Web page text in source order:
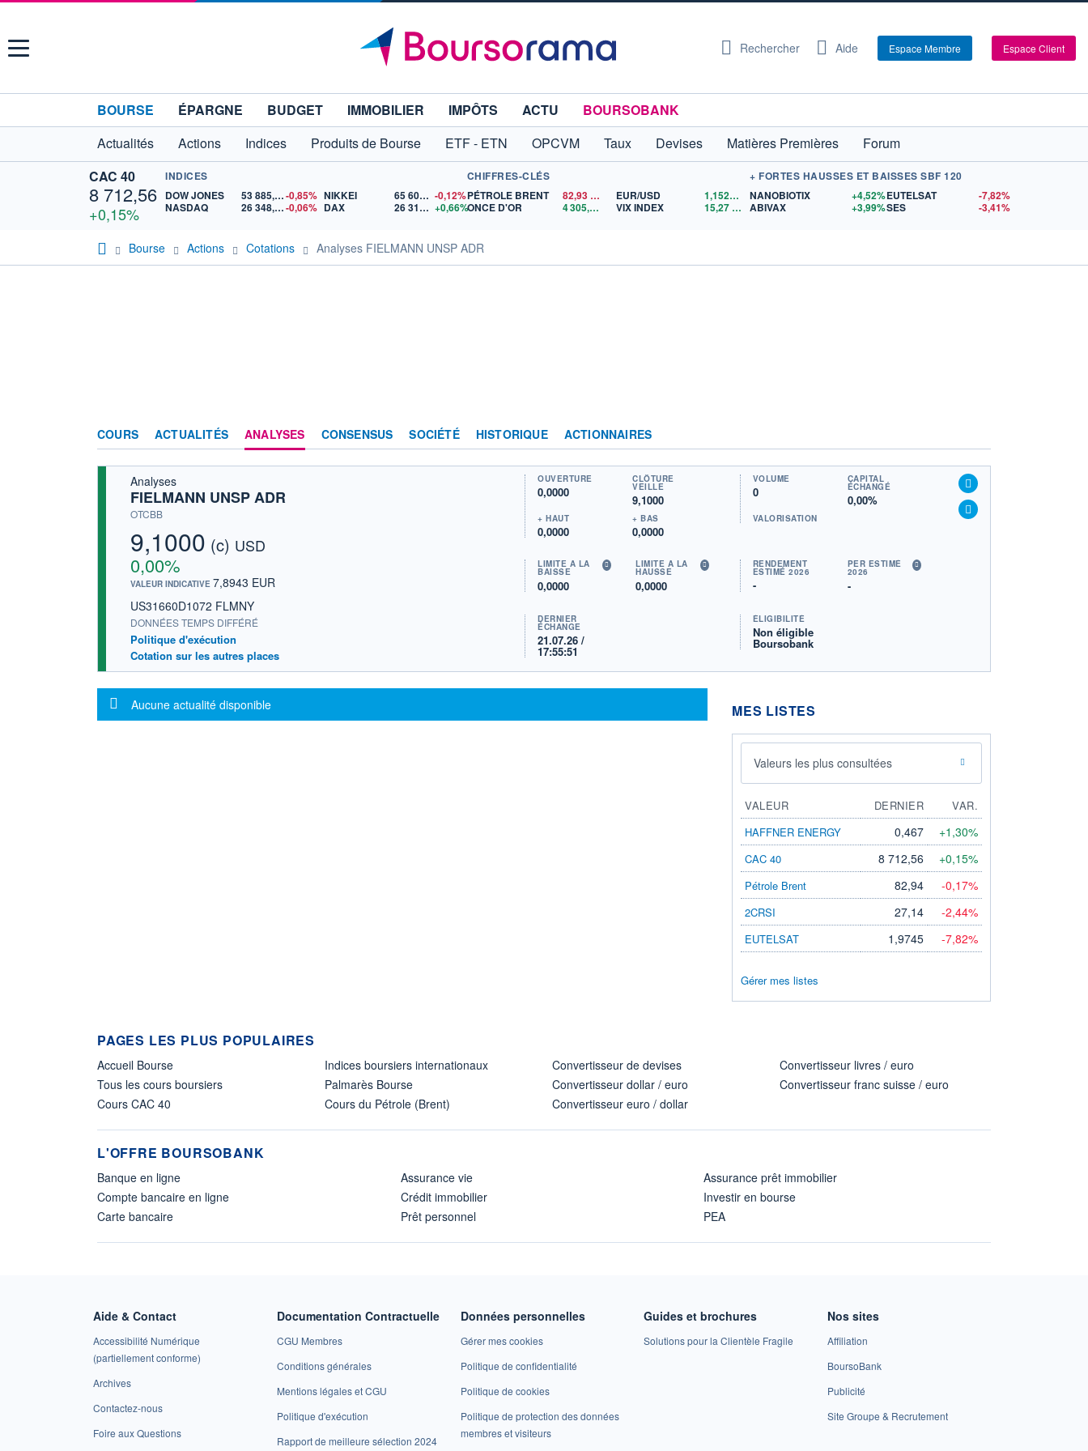
Menu Rechercher Aide Espace Membre Espace Client
BOURSE ÉPARGNE BUDGET IMMOBILIER IMPÔTS ACTU
BOURSOBANK
Actualités
Actions Indices Produits de Bourse ETF - ETN OPCVM Taux Devises Matières Premières
Forum
CAC 40
8 712,56
+0,15%
INDICES
DOW JONES
53 885,10-0,85%
NASDAQ
26 348,35-0,06%
NIKKEI 65 606,71 -0,12%
DAX
26 312,13 +0,66%
CHIFFRES-CLÉS
PÉTROLE BRENT
82,93
ONCE D'OR
4 305,07 $US
EUR/USD 1,1527$US
VIX INDEX
15,27$US
+ FORTES HAUSSES ET BAISSES SBF 120
NANOBIOTIX
+4,52%
ABIVAX
+3,99%
EUTELSAT
-7,82%
SES
-3,41%
Bourse Actions Cotations Analyses FIELMANN UNSP ADR
COURS ACTUALITÉS ANALYSES CONSENSUS SOCIÉTÉ HISTORIQUE ACTIONNAIRES
Analyses
FIELMANN UNSP ADR
OTCBB
9,1000 (c) USD
0,00%
VALEUR INDICATIVE 7,8943 EUR
US31660D1072 FLMNY
DONNÉES TEMPS DIFFÉRÉ
Politique d'exécution
Cotation sur les autres places
OUVERTURE
0,0000
CLÔTURE
VEILLE
9,1000
+ HAUT
0,0000
+ BAS
0,0000
VOLUME
0
CAPITAL
ÉCHANGÉ
0,00%
VALORISATION
LIMITE À LA
BAISSE
0,0000
LIMITE À LA
HAUSSE
0,0000
RENDEMENT
ESTIMÉ 2026
-
PER ESTIMÉ
2026
-
DERNIER
ÉCHANGE
21.07.26 /
17:55:51
ÉLIGIBILITÉ
Non éligible
Boursobank
Message d'information
Aucune actualité disponible MES LISTES
Valeurs les plus consultées
VALEUR DERNIER
VAR.
HAFFNER ENERGY
0,467 +1,30%
CAC 40 8 712,56 +0,15%
Pétrole Brent 82,94 -0,17%
2CRSI 27,14 -2,44%
EUTELSAT 1,9745 -7,82%
Gérer mes listes
PAGES LES PLUS POPULAIRES
Accueil Bourse
Tous les cours boursiers
Cours CAC 40
Indices boursiers internationaux
Palmarès Bourse
Cours du Pétrole (Brent)
Convertisseur de devises
Convertisseur dollar / euro
Convertisseur euro / dollar
Convertisseur livres / euro
Convertisseur franc suisse / euro
L'OFFRE BOURSOBANK
Banque en ligne
Compte bancaire en ligne
Carte bancaire
Assurance vie
Crédit immobilier
Prêt personnel
Assurance prêt immobilier
Investir en bourse
PEA
Aide & Contact
Accessibilité Numérique
(partiellement conforme)
Archives
Contactez-nous
Foire aux Questions
Documentation Contractuelle
CGU Membres
Conditions générales
Mentions légales et CGU
Politique d'exécution
Rapport de meilleure sélection 2024
Données personnelles
Gérer mes cookies
Politique de confidentialité
Politique de cookies
Politique de protection des données
membres et visiteurs
Guides et brochures
Solutions pour la Clientèle Fragile
Nos sites
Affiliation
BoursoBank
Publicité
Site Groupe & Recrutement